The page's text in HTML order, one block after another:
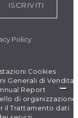
ISCRIVITI
Policy
Cookies ·
Generali di Vendita
Report
di organizzazione
il Trattamento dati